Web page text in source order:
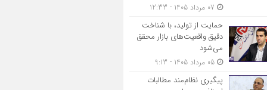
حمایت از تولید، با شناخت
دقیق واقعیت‌های بازار محقق
می‌شود
پیگیری نظام‌مند مطالبات